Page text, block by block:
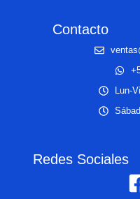
Contacto
Lun-
Redes Sociales